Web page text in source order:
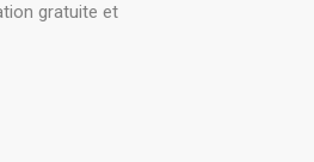
gratuite et